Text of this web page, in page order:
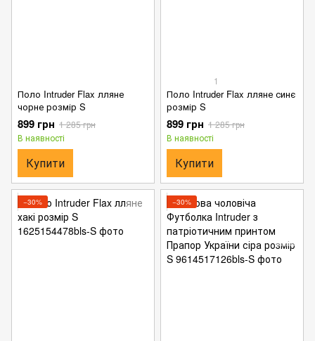
Поло Intruder Flax лляне
чорне розмір S
899 грн 1 285 грн
В наявності
Купити
1
Поло Intruder Flax лляне синє
розмір S
899 грн 1 285 грн
В наявності
Купити
−30% −30%